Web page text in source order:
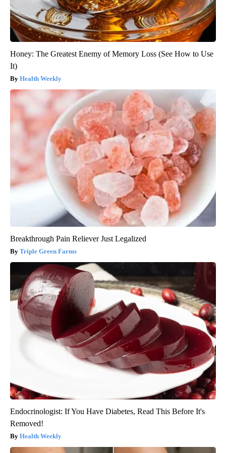
Honey: The Greatest Enemy of Memory Loss (See How to Use
It)
Health Weekly
Breakthrough Pain Reliever Just Legalized
Triple Green Farms
Endocrinologist: If You Have Diabetes, Read This Before It's
Removed!
Health Weekly